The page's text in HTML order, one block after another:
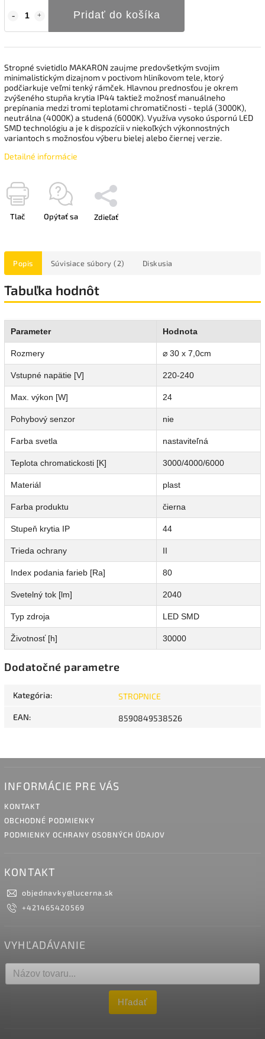
Pridať do košíka
Stropné svietidlo MAKARON zaujme predovšetkým svojim
minimalistickým dizajnom v poctivom hliníkovom tele, ktorý
podčiarkuje veľmi tenký rámček. Hlavnou prednosťou je okrem
zvýšeného stupňa krytia IP44 taktiež možnosť manuálneho
prepínania medzi tromi teplotami chromatičnosti - teplá (3000K),
neutrálna (4000K) a studená (6000K). Využíva vysoko úspornú LED
SMD technológiu a je k dispozícii v niekoľkých výkonnostných
variantoch s možnosťou výberu bielej alebo čiernej verzie.
Detailné informácie
Tlač Opýtať sa Zdieľať
Popis Súvisiace súbory (2) Diskusia
Tabuľka hodnôt
Parameter Hodnota
Rozmery ⌀ 30 x 7,0cm
Vstupné napätie [V] 220-240
Max. výkon [W] 24
Pohybový senzor nie
Farba svetla nastaviteľná
Teplota chromatickosti [K] 3000/4000/6000
Materiál plast
Farba produktu čierna
Stupeň krytia IP 44
Trieda ochrany II
Index podania farieb [Ra] 80
Svetelný tok [lm] 2040
Typ zdroja LED SMD
Životnosť [h] 30000
Dodatočné parametre
Kategória: STROPNICE
EAN: 8590849538526
INFORMÁCIE PRE VÁS
KONTAKT
OBCHODNÉ PODMIENKY
PODMIENKY OCHRANY OSOBNÝCH ÚDAJOV
KONTAKT
objednavky@lucerna.sk
+421465420569
VYHĽADÁVANIE
Hľadať